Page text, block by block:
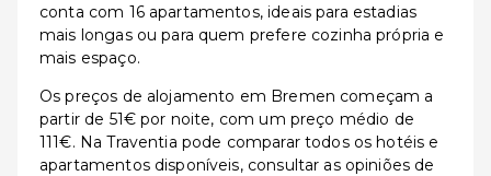
conta com 16 apartamentos, ideais para estadias
mais longas ou para quem prefere cozinha própria e
mais espaço.
Os preços de alojamento em Bremen começam a
partir de 51€ por noite, com um preço médio de
111€. Na Traventia pode comparar todos os hotéis e
apartamentos disponíveis, consultar as opiniões de